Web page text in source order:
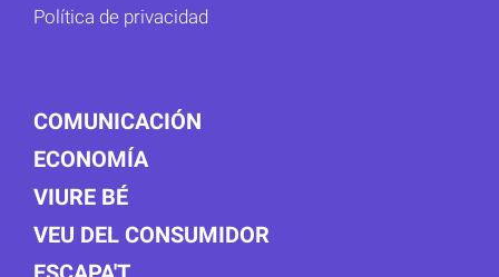
Política de privacidad
COMUNICACIÓN
ECONOMÍA
VIURE BÉ
VEU DEL CONSUMIDOR